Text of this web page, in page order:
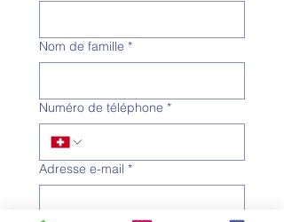
Nom de famille *
Numéro de téléphone *
Adresse e-mail *